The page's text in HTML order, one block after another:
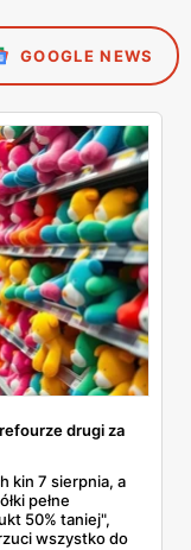
GOOGLE NEWS
drugi za
kin 7 sierpnia, a
pełne
50% taniej",
wszystko do